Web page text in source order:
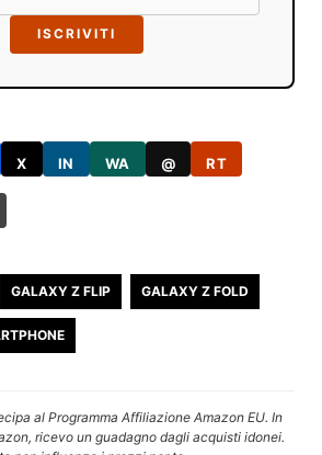
ISCRIVITI
X IN WA @ RT
GALAXY Z FLIP GALAXY Z FOLD
al Programma Affiliazione Amazon EU. In
ricevo un guadagno dagli acquisti idonei.